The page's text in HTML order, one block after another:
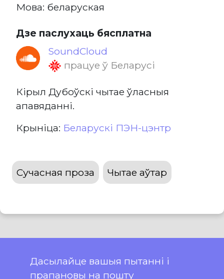
Мова: беларуская
Дзе паслухаць бясплатна
SoundCloud
працуе ў Беларусі
Кірыл Дубоўскі чытае ўласныя
апавяданні.
Крыніца: Беларускі ПЭН-цэнтр
Сучасная проза Чытае аўтар
Дасылайце вашыя пытанні і
прапановы на пошту